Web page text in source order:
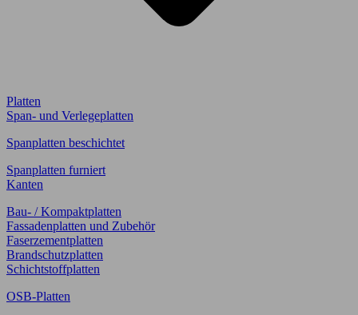
Platten
Span- und Verlegeplatten
Spanplatten beschichtet
Spanplatten furniert
Kanten
Bau- / Kompaktplatten
Fassadenplatten und Zubehör
Faserzementplatten
Brandschutzplatten
Schichtstoffplatten
OSB-Platten